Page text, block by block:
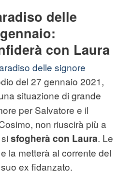
delle
con Laura
delle signore
del 27 gennaio 2021,
situazione di grande
per Salvatore e il
non riuscirà più a
sfogherà con Laura. Le
la metterà al corrente del
ex fidanzato.